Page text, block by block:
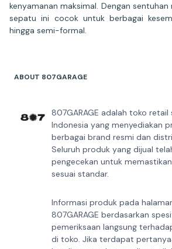
kenyamanan maksimal. Dengan
sepatu ini cocok untuk berbagai
hingga semi-formal.
ABOUT 807GARAGE
807GARAGE adalah toko
Indonesia yang menyediakan
berbagai brand resmi dan
Seluruh produk yang dijual
pengecekan untuk
sesuai standar.
Informasi produk pada
807GARAGE berdasarkan
pemeriksaan langsung
di toko. Jika terdapat